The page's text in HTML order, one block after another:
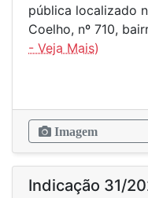
pública localizado
Coelho, nº 710,
Imagem
Indicação 31/